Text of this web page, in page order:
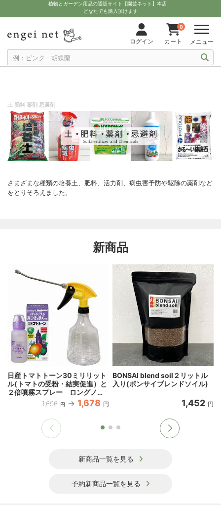
植物とガーデン用品の通販サイト【園芸ネット】本店
どなたでも購入頂けます
ログイン
0
カート メニュー
土 肥料 薬剤 忌避剤
さまざまな種類の培養土、肥料、活力剤、病虫害予防や駆除の薬剤など
をとりそろえました。
新商品
日産トマトトーン30ミリリット
ル(トマトの受粉・結実促進）と
２倍噴霧スプレー ロングノズ
ル500mlのセット
1,696 円 1,678 円
BONSAI blend soil２リットル
入り(ボンサイブレンドソイル)
1,452 円
新商品一覧を見る
予約新商品一覧を見る